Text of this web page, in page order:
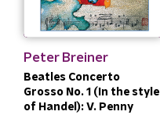
Peter Breiner
Beatles Concerto
Grosso No. 1 (In the style
of Handel): V. Penny